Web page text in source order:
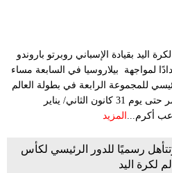
اليد بقيادة الإسباني روبرتو باروندو
لمواجهة بيلاروسيا في السابعة مساء
للمجموعة الرابعة في بطولة العالم
التي تستضيفها مصر حاليًا و تستمر حتى يوم 31 كانون الثاني/ يناير
أكرم... المزيد
تهزم أنجولا 29/30 وتتأهل رسميًا للدور الرئيسي لكأس
لكرة اليد